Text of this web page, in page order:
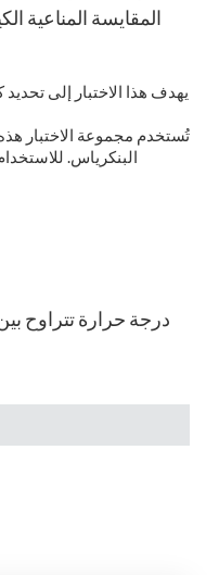
تُستخدم مجموعة الاختبار
البنكرياس.